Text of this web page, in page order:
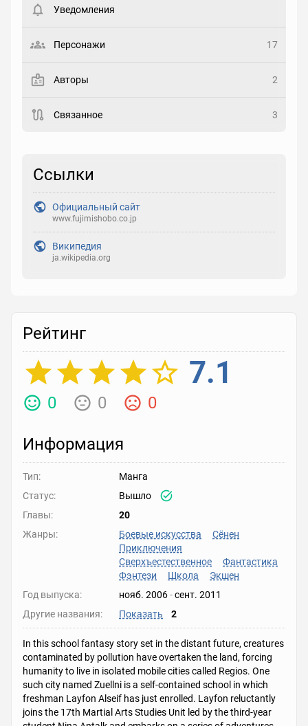
Статус
Рейтинг
Выберите реакцию
Уведомления
Персонажи 17
Авторы 2
Связанное 3
Ссылки
Официальный сайт
www.fujimishobo.co.jp
Википедия
ja.wikipedia.org
Рейтинг
7.1
0 0 0
Информация
Тип:
Манга
Статус:
Вышло
Главы:
20
Жанры:
Боевые искусства
Сёнен
Приключения
Сверхъестественное
Фантастика
Фэнтези
Школа
Экшен
Год выпуска:
нояб. 2006-сент. 2011
Другие названия:
Показать 2
In this school fantasy story set in the distant future, creatures
contaminated by pollution have overtaken the land, forcing
humanity to live in isolated mobile cities called Regios. One
such city named Zuellni is a self-contained school in which
freshman Layfon Alseif has just enrolled. Layfon reluctantly
joins the 17th Martial Arts Studies Unit led by the third-year